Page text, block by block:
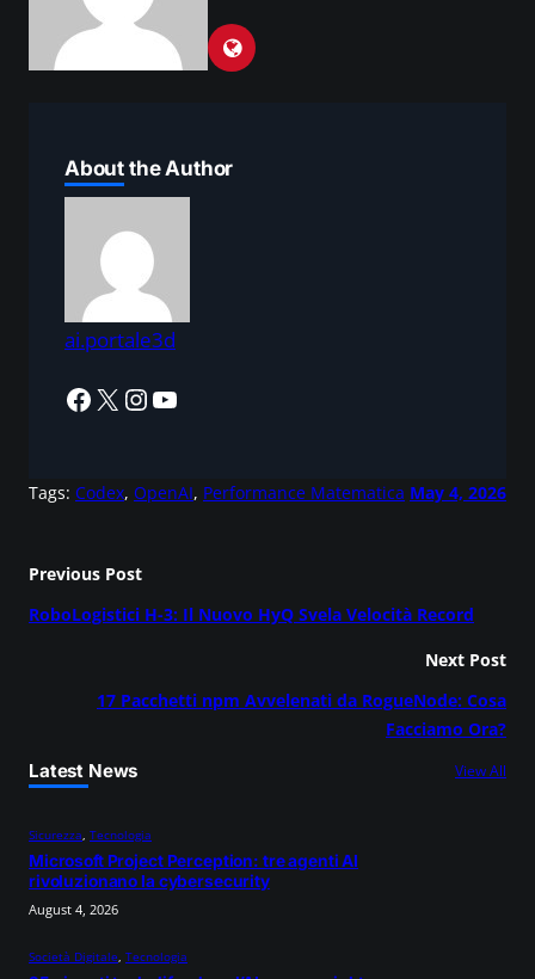
About the Author
ai.portale3d
Facebook X InstagramYouTube
Tags: Codex, OpenAI, Performance Matematica May 4, 2026
Previous Post
RoboLogistici H-3: Il Nuovo HyQ Svela Velocità Record
Next Post
17 Pacchetti npm Avvelenati da RogueNode: Cosa
Facciamo Ora?
Latest News
View All
Sicurezza, Tecnologia
Microsoft Project Perception: tre agenti AI
rivoluzionano la cybersecurity
August 4, 2026
Società Digitale, Tecnologia